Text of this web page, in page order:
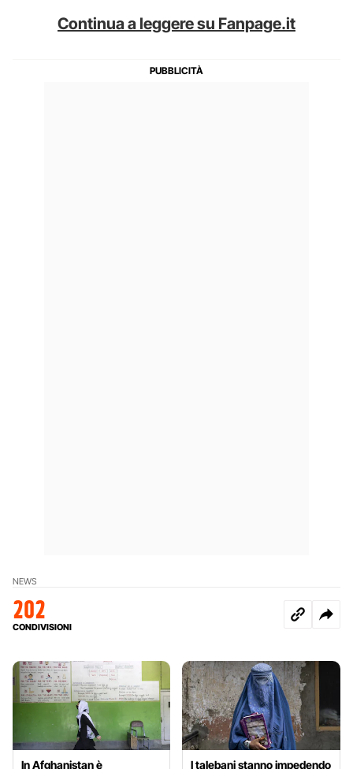
Continua a leggere su Fanpage.it
NEWS
202
CONDIVISIONI
In Afghanistan è
I talebani stanno impedendo